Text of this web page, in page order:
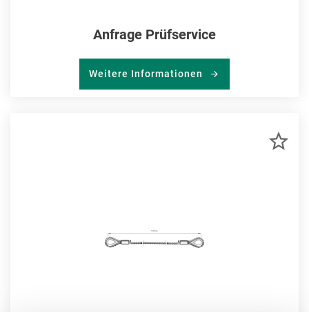
Anfrage Prüfservice
Weitere Informationen